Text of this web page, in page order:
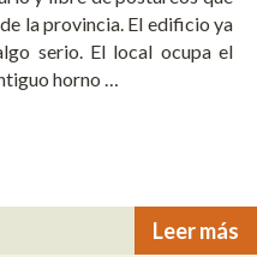
la provincia. El edificio ya
serio. El local ocupa el
horno …
Leer más